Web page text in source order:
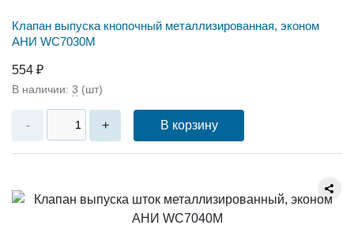
Клапан выпуска кнопочный металлизированная, эконом
АНИ WC7030M
554 ₽
В наличии: 3 (шт)
- + В корзину